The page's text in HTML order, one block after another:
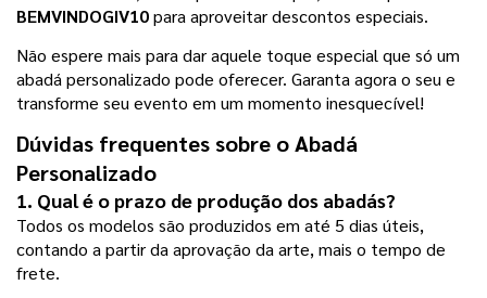
BEMVINDOGIV10 para aproveitar descontos especiais.
Não espere mais para dar aquele toque especial que só um
abadá personalizado pode oferecer. Garanta agora o seu e
transforme seu evento em um momento inesquecível!
Dúvidas frequentes sobre o Abadá
Personalizado
1. Qual é o prazo de produção dos abadás?
Todos os modelos são produzidos em até 5 dias úteis,
contando a partir da aprovação da arte, mais o tempo de
frete.